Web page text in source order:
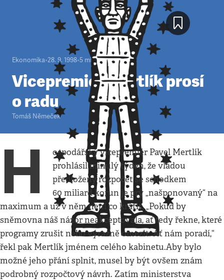
Ekonomika•28. 9. 1998•5 minut
Vicepremiér Mertlík prosí
o radu
Tomáš Němeček
H
ospodářský vicepremiér Pavel Mertlík
prohlásil minulý týden, že vládou
předložený rozpočet se schodkem
60 miliard korun je prý „našponovaný“ na
maximum a už v něm není co krátit. „Pokud by
sněmovna náš názor neakceptovala, ať tedy řekne, které
programy zrušit nebo výrazně omezit. Ať nám poradí,“
řekl pak Mertlík jménem celého kabinetu.Aby bylo
možné jeho přání splnit, musel by být ovšem znám
podrobný rozpočtový návrh. Zatím ministerstva